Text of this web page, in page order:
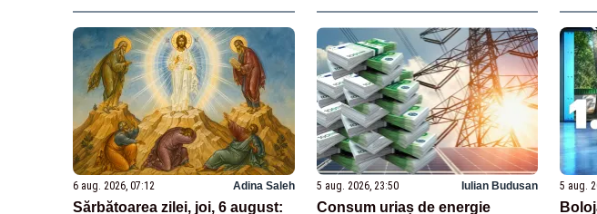
6 aug. 2026, 07:12 Adina Saleh
Sărbătoarea zilei, joi, 6 august:
5 aug. 2026, 23:50 Iulian Budusan
Consum uriaș de energie
5 aug.